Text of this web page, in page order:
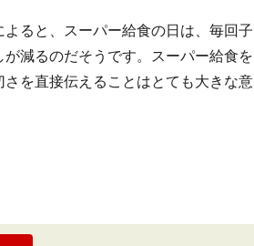
ると、スーパー給食の日は、毎回子
減るのだそうです。スーパー給食を
を直接伝えることはとても大きな意